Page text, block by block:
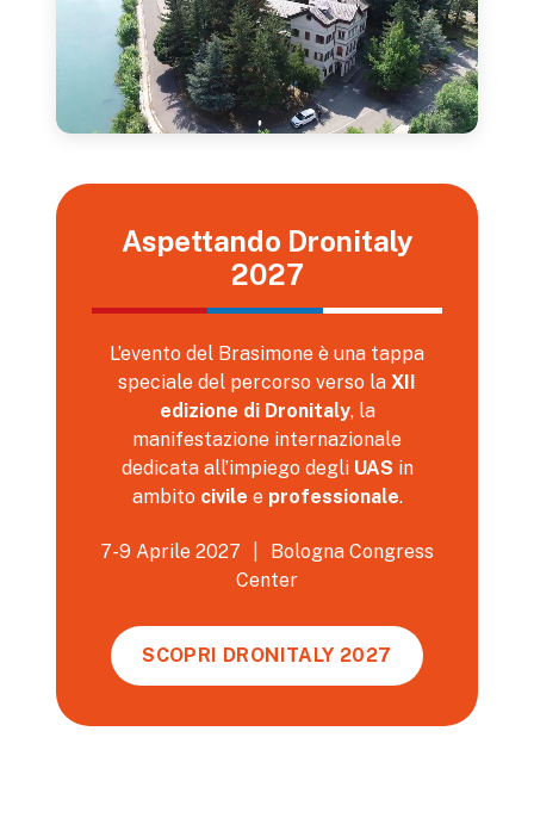
Aspettando Dronitaly
2027
L’evento del Brasimone è una tappa
speciale del percorso verso la XII
edizione di Dronitaly, la
manifestazione internazionale
dedicata all’impiego degli UAS in
ambito civile e professionale.
7-9 Aprile 2027
Bologna Congress
Center
SCOPRI DRONITALY 2027